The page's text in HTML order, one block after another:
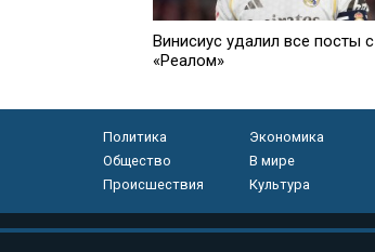
Винисиус удалил все посты с
«Реалом»
Политика
Экономика
Общество
В мире
Происшествия
Культура